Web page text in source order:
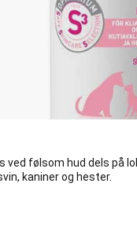
ved følsom hud dels på
kaniner og hester.